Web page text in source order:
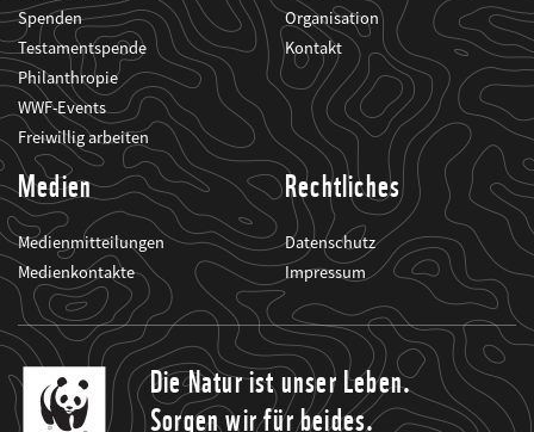
Spenden
Testamentspende
Philanthropie
WWF-Events
Freiwillig arbeiten
Organisation
Kontakt
Medien
Medienmitteilungen
Medienkontakte
Rechtliches
Datenschutz
Impressum
Die Natur ist unser Leben.
Sorgen wir für beides.